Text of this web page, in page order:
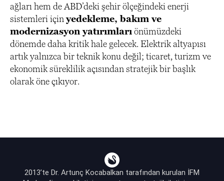
ağları hem de ABD’deki şehir ölçeğindeki enerji
sistemleri içinyedekleme, bakım ve
modernizasyon yatırımları önümüzdeki
dönemde daha kritik hale gelecek. Elektrik altyapısı
artık yalnızca bir teknik konu değil; ticaret, turizm ve
ekonomik süreklilik açısından stratejik bir başlık
olarak öne çıkıyor.
2013’te Dr. Artunç Kocabalkan tarafından kurulan İFM